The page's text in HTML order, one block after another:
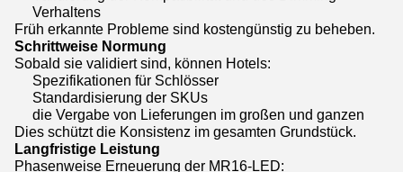
Verhaltens
Früh erkannte Probleme sind kostengünstig zu beheben.
Schrittweise Normung
Sobald sie validiert sind, können Hotels:
Spezifikationen für Schlösser
Standardisierung der SKUs
die Vergabe von Lieferungen im großen und ganzen
Dies schützt die Konsistenz im gesamten Grundstück.
Langfristige Leistung
Phasenweise Erneuerung der MR16-LED: